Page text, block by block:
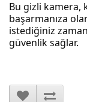
Bu gizli kamera,
başarmanıza
istediğiniz
güvenlik sağlar.